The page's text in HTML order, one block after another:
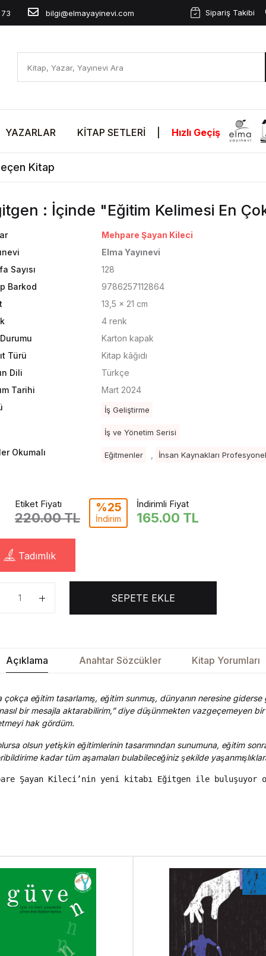
bilgi@elmayayinevi.com Sipariş Takibi
YAZARLAR KITAP SETLERI Hızlı Geçiş
Kitap
: İçinde "Eğitim Kelimesi En
Mehpare Şayan Kileci
Elma Yayınevi
Sayısı
128
Barkod
9786257112864
13,5 x 21 cm
4 renk
Karton kapak
Türü
Kitap kâğıdı
Dili
Türkçe
Tarihi
Mart 2024
İş Geliştirme
İş ve Yönetim Serisi
Okumalı Eğitmenler İnsan Kaynakları
Etiket Fiyatı
220.00 TL
%25
İndirim
İndirimli Fiyat
165.00 TL
Tadımlık
SEPETE EKLE
Açıklama Anahtar Sözcükler Kitap Yorumları
çokça eğitim tasarlamış, eğitim sunmuş, dünyanın neresine giderse
bir mesajla aktarabilirim,” diye düşünmekten vazgeçemeyen
hak gördüm.
olsun yetişkin eğitimlerinin tasarımından sunumuna, eğitim
kadar tüm aşamaları bulabileceğiniz şekilde
Şayan Kileci’nin yeni kitabı Eğitgen ile buluşuyor